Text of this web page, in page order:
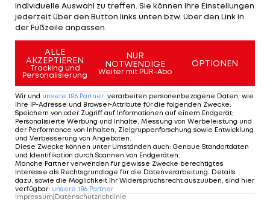
in der ersten Hälfte trotzdem gut angestellt, sind
viel gelaufen. Der WAC hatte nicht die Mittel uns
auszuspielen. Die Schlüsselszene war für mich das
zweite Tor. Das 0:3 war für mich kein Elfmeter, der
Tormann war vor dem Spieler am Ball. Das war
eine ganz klare Fehlentscheidung. Dann war es
ganz schwer. Der Auftakt ist uns nicht gelungen,
das ist sehr unerfreulich für uns alle."
Mehr zum Thema
individuelle Auswahl zu treffen. Sie können Ihre Einstellungen
jederzeit über den Button links unten bzw. über den Link in
der Fußzeile anpassen.
ALLE
AKZEPTIEREN
Tracking und
Personalisierung
NUR
NOTWENDIGE
Weiter mit PUR-Abo
OPTIONEN
Wir und unsere 186 Partner verarbeiten personenbezogene Daten, wie
Ihre IP-Adresse und Browser-Attribute für die folgenden Zwecke:
Speichern von oder Zugriff auf Informationen auf einem Endgerät;
Personalisierte Werbung und Inhalte, Messung von Werbeleistung und
der Performance von Inhalten, Zielgruppenforschung sowie Entwicklung
und Verbesserung von Angeboten.
Diese Zwecke können unter Umständen auch: Genaue Standortdaten
und Identifikation durch Scannen von Endgeräten.
Manche Partner verwenden für gewisse Zwecke berechtigtes
Interesse als Rechtsgrundlage für die Datenverarbeitung. Details
dazu, sowie die Möglichkeit Ihr Widerspruchsrecht auszuüben, sind hier
verfügbar: unsere 186 Partner
Impressum Datenschutzrichtlinie